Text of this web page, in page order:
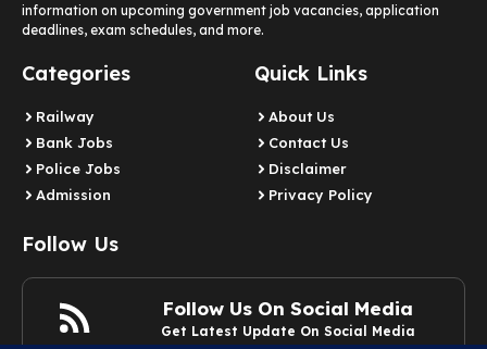
information on upcoming government job vacancies, application
deadlines, exam schedules, and more.
Categories
Railway
Bank Jobs
Police Jobs
Admission
Quick Links
About Us
Contact Us
Disclaimer
Privacy Policy
Follow Us
Follow Us On Social Media
Get Latest Update On Social Media